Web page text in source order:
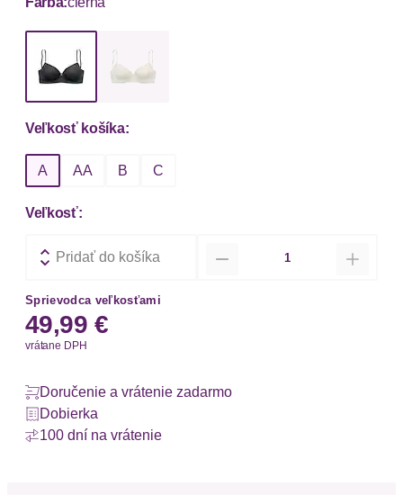
Veľkosť košíka:
A AA B C
Veľkosť:
Pridať do košíka
Sprievodca veľkosťami
49,99 €
vrátane DPH
Doručenie a vrátenie zadarmo
Dobierka
100 dní na vrátenie